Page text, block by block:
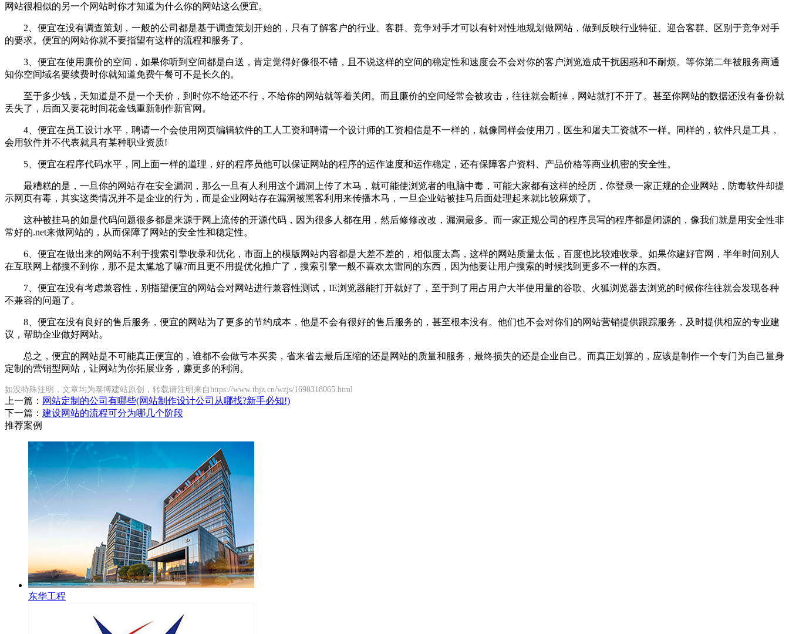
网站很相似的另一个网站时你才知道为什么你的网站这么便宜。
2、便宜在没有调查策划，一般的公司都是基于调查策划开始的，只有了解客户的行业、客群、竞争对手才可以有针对性地规划做网站，做到反映行业特征、迎合客群、区别于竞争对手
的要求。便宜的网站你就不要指望有这样的流程和服务了。
3、便宜在使用廉价的空间，如果你听到空间都是白送，肯定觉得好像很不错，且不说这样的空间的稳定性和速度会不会对你的客户浏览造成干扰困惑和不耐烦。等你第二年被服务商通
知你空间域名要续费时你就知道免费午餐可不是长久的。
至于多少钱，天知道是不是一个天价，到时你不给还不行，不给你的网站就等着关闭。而且廉价的空间经常会被攻击，往往就会断掉，网站就打不开了。甚至你网站的数据还没有备份就
丢失了，后面又要花时间花金钱重新制作新官网。
4、便宜在员工设计水平，聘请一个会使用网页编辑软件的工人工资和聘请一个设计师的工资相信是不一样的，就像同样会使用刀，医生和屠夫工资就不一样。同样的，软件只是工具，
会用软件并不代表就具有某种职业资质!
5、便宜在程序代码水平，同上面一样的道理，好的程序员他可以保证网站的程序的运作速度和运作稳定，还有保障客户资料、产品价格等商业机密的安全性。
最糟糕的是，一旦你的网站存在安全漏洞，那么一旦有人利用这个漏洞上传了木马，就可能使浏览者的电脑中毒，可能大家都有这样的经历，你登录一家正规的企业网站，防毒软件却提
示网页有毒，其实这类情况并不是企业的行为，而是企业网站存在漏洞被黑客利用来传播木马，一旦企业站被挂马后面处理起来就比较麻烦了。
这种被挂马的如是代码问题很多都是来源于网上流传的开源代码，因为很多人都在用，然后修修改改，漏洞最多。而一家正规公司的程序员写的程序都是闭源的，像我们就是用安全性非
常好的.net来做网站的，从而保障了网站的安全性和稳定性。
6、便宜在做出来的网站不利于搜索引擎收录和优化，市面上的模版网站内容都是大差不差的，相似度太高，这样的网站质量太低，百度也比较难收录。如果你建好官网，半年时间别人
在互联网上都搜不到你，那不是太尴尬了嘛?而且更不用提优化推广了，搜索引擎一般不喜欢太雷同的东西，因为他要让用户搜索的时候找到更多不一样的东西。
7、便宜在没有考虑兼容性，别指望便宜的网站会对网站进行兼容性测试，IE浏览器能打开就好了，至于到了用占用户大半使用量的谷歌、火狐浏览器去浏览的时候你往往就会发现各种
不兼容的问题了。
8、便宜在没有良好的售后服务，便宜的网站为了更多的节约成本，他是不会有很好的售后服务的，甚至根本没有。他们也不会对你们的网站营销提供跟踪服务，及时提供相应的专业建
议，帮助企业做好网站。
总之，便宜的网站是不可能真正便宜的，谁都不会做亏本买卖，省来省去最后压缩的还是网站的质量和服务，最终损失的还是企业自己。而真正划算的，应该是制作一个专门为自己量身
定制的营销型网站，让网站为你拓展业务，赚更多的利润。
如没特殊注明，文章均为泰博建站原创，转载请注明来自https://www.tbjz.cn/wzjs/1698318065.html
上一篇： 网站定制的公司有哪些(网站制作设计公司从哪找?新手必知!)
下一篇： 建设网站的流程可分为哪几个阶段
推荐案例
东华工程